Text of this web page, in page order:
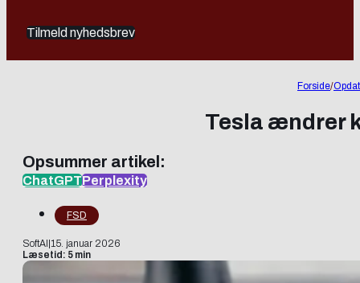
Tilmeld nyhedsbrev
Forside/
Tesla ændrer
Opsummer artikel:
ChatGPTPerplexity
FSD
SoftAI 15. januar 2026
Læsetid: 5 min